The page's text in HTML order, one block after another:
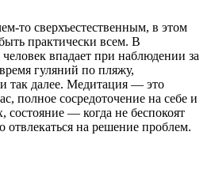
то сверхъестественным, в этом
практически всем. В
впадает при наблюдении за
гуляний по пляжу,
так далее. Медитация — это
полное сосредоточение на себе и
— когда не беспокоят
на решение проблем.